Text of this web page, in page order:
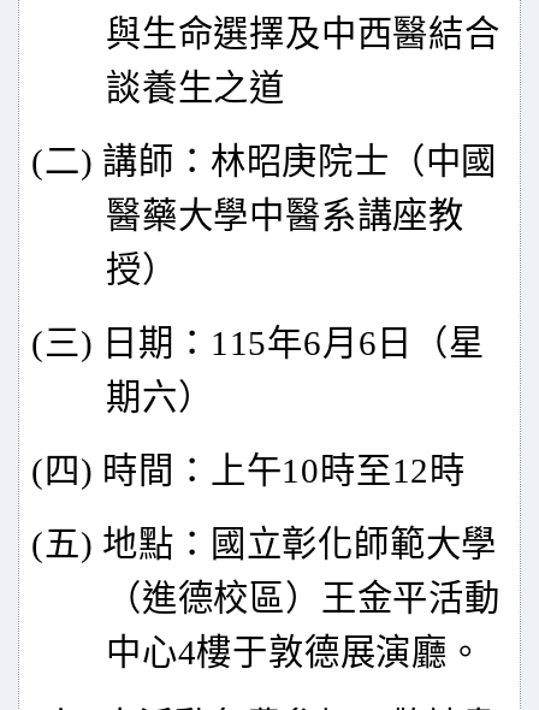
與生命選擇及中西醫結合
談養生之道
(二) 講師：林昭庚院士（中國
醫藥大學中醫系講座教
授）
(三) 日期：115年6月6日（星
期六）
(四) 時間：上午10時至12時
(五) 地點：國立彰化師範大學
（進德校區）王金平活動
中心4樓于敦德展演廳。